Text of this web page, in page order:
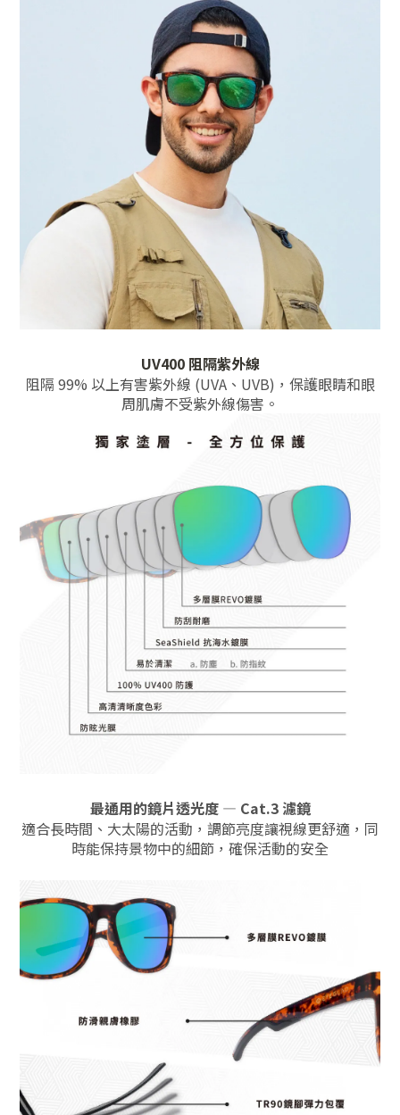
UV400 阻隔紫外線
阻隔 99% 以上有害紫外線 (UVA、UVB)，保護眼睛和眼
周肌膚不受紫外線傷害。
最通用的鏡片透光度 — Cat.3 濾鏡
適合長時間、大太陽的活動，調節亮度讓視線更舒適，同
時能保持景物中的細節，確保活動的安全